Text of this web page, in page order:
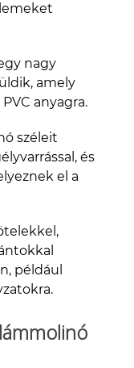
nagy
amely
anyagra.
széleit
és
el a
például